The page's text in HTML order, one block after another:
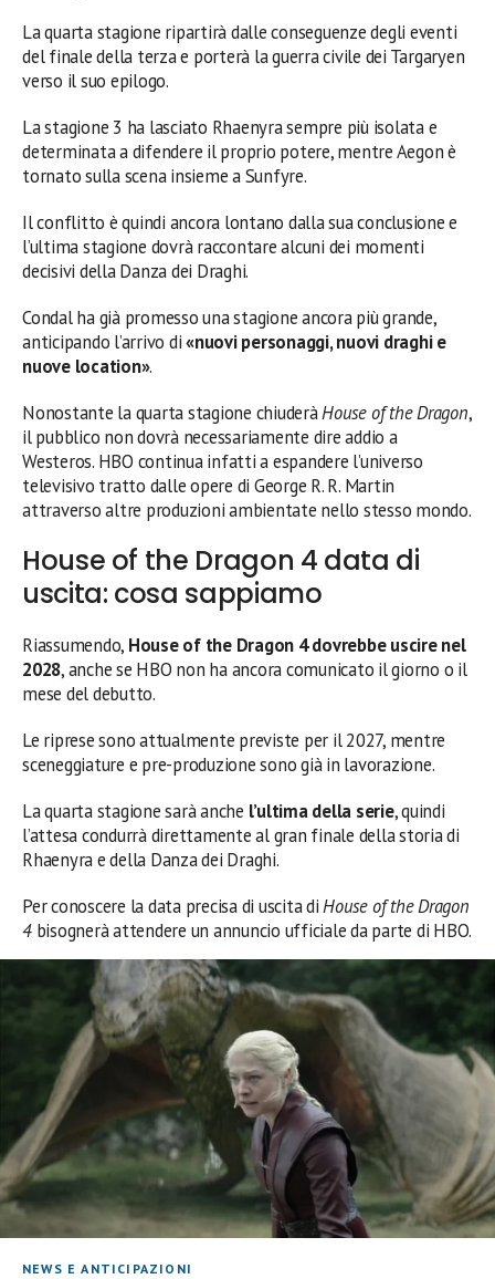
La quarta stagione ripartirà dalle conseguenze degli eventi
del finale della terza e porterà la guerra civile dei Targaryen
verso il suo epilogo.
La stagione 3 ha lasciato Rhaenyra sempre più isolata e
determinata a difendere il proprio potere, mentre Aegon è
tornato sulla scena insieme a Sunfyre.
Il conflitto è quindi ancora lontano dalla sua conclusione e
l’ultima stagione dovrà raccontare alcuni dei momenti
decisivi della Danza dei Draghi.
Condal ha già promesso una stagione ancora più grande,
anticipando l’arrivo di«nuovi personaggi, nuovi draghi e
nuove location».
Nonostante la quarta stagione chiuderàHouse of the Dragon,
il pubblico non dovrà necessariamente dire addio a
Westeros. HBO continua infatti a espandere l’universo
televisivo tratto dalle opere di George R. R. Martin
attraverso altre produzioni ambientate nello stesso mondo.
House of the Dragon 4 data di
uscita: cosa sappiamo
Riassumendo, House of the Dragon 4 dovrebbe uscire nel
2028, anche se HBO non ha ancora comunicato il giorno o il
mese del debutto.
Le riprese sono attualmente previste per il 2027, mentre
sceneggiature e pre-produzione sono già in lavorazione.
La quarta stagione sarà anche l’ultima della serie, quindi
l’attesa condurrà direttamente al gran finale della storia di
Rhaenyra e della Danza dei Draghi.
Per conoscere la data precisa di uscita diHouse of the Dragon
4bisognerà attendere un annuncio ufficiale da parte di HBO.
NEWS E ANTICIPAZIONI